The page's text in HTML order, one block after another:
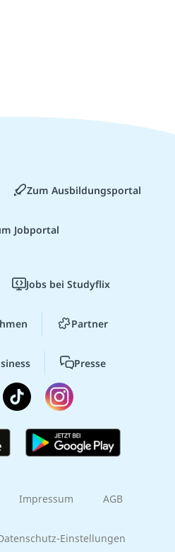
Zum Ausbildungsportal
Jobportal
Jobs bei Studyflix
Partner
Presse
Impressum AGB
Einstellungen